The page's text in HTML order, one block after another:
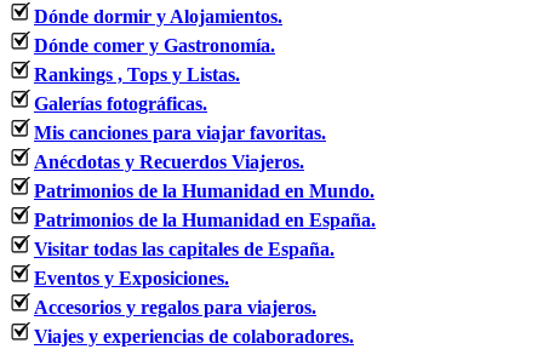
Dónde dormir y Alojamientos.
Dónde comer y Gastronomía.
Rankings , Tops y Listas.
Galerías fotográficas.
Mis canciones para viajar favoritas.
Anécdotas y Recuerdos Viajeros.
Patrimonios de la Humanidad en Mundo.
Patrimonios de la Humanidad en España.
Visitar todas las capitales de España.
Eventos y Exposiciones.
Accesorios y regalos para viajeros.
Viajes y experiencias de colaboradores.